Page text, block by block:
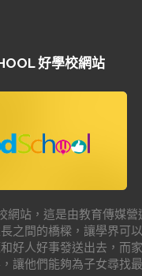
好學校網站
網站，這是由教育傳媒
之間的橋樑，讓學界可
好人好事發送出去，而
讓他們能夠為子女尋找